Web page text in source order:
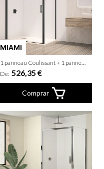
MIAMI
1 panneau Coulissant + 1 panneau fixe + latèral fixe
De: 526,35 €
Comprar